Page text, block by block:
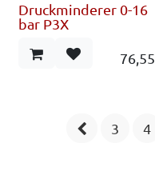
Druckminderer 0-16
bar P3X
76,55
3 4